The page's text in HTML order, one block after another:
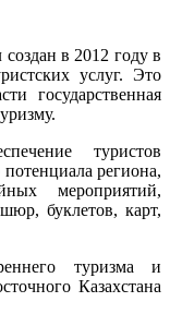
в 2012 году в
услуг. Это
государственная
туристов
региона,
мероприятий,
буклетов, карт,
туризма и
Казахстана